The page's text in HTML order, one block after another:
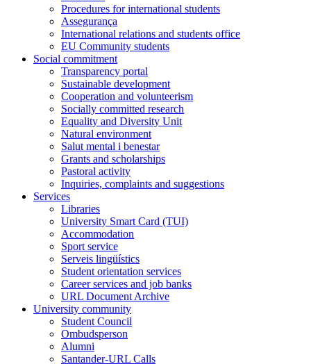
Procedures for international students
Assegurança
International relations and students office
EU Community students
Social commitment
Transparency portal
Sustainable development
Cooperation and volunteerism
Socially committed research
Equality and Diversity Unit
Natural environment
Salut mental i benestar
Grants and scholarships
Pastoral activity
Inquiries, complaints and suggestions
Services
Libraries
University Smart Card (TUI)
Accommodation
Sport service
Serveis lingüístics
Student orientation services
Career services and job banks
URL Document Archive
University community
Student Council
Ombudsperson
Alumni
Santander-URL Calls